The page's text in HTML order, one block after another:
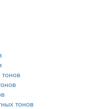
тонов